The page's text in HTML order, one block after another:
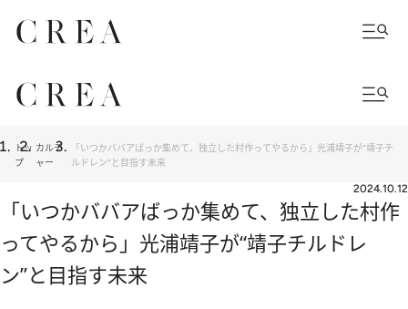
トッ
プ
カルチ
ャー
「いつかババアばっか集めて、独立した村作ってやるから」光浦靖子が“靖子チ
ルドレン”と目指す未来
2024.10.12
「いつかババアばっか集めて、独立した村作
ってやるから」光浦靖子が“靖子チルドレ
ン”と目指す未来